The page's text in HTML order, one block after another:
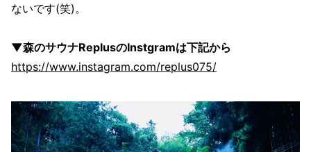
ないです(笑)。
▼森のサウナReplusのInstgramは下記から
https://www.instagram.com/replus075/